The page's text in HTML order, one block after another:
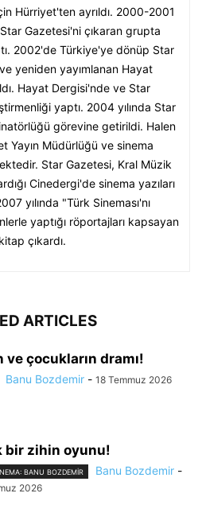
Hürriyet'ten ayrıldı. 2000-2001
Gazetesi'ni çıkaran grupta
2002'de Türkiye'ye dönüp Star
yeniden yayımlanan Hayat
Hayat Dergisi'nde ve Star
yaptı. 2004 yılında Star
görevine getirildi. Halen
Yayın Müdürlüğü ve sinema
Star Gazetesi, Kral Müzik
Cinedergi'de sinema yazıları
yılında "Türk Sineması'nı
yaptığı röportajları kapsayan
çıkardı.
ARTICLES
ve çocukların dramı!
Banu Bozdemir - 18 Temmuz 2026
bir zihin oyunu!
BANU BOZDEMIR Banu Bozdemir -
2026